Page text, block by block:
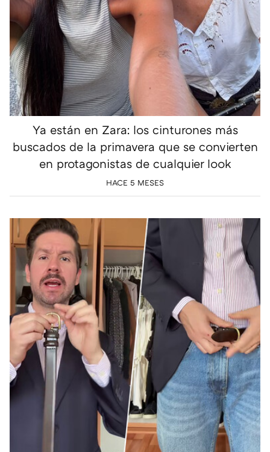
Ya están en Zara: los cinturones más
buscados de la primavera que se convierten
en protagonistas de cualquier look
HACE 5 MESES